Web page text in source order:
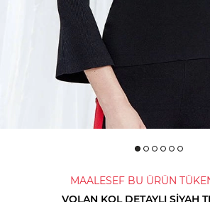
MAALESEF BU ÜRÜN
VOLAN KOL DETAYLI SIYAH